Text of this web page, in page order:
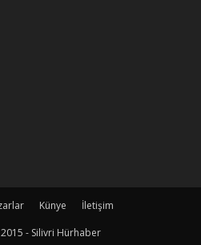
Künye
İletişim
- Silivri Hürhaber